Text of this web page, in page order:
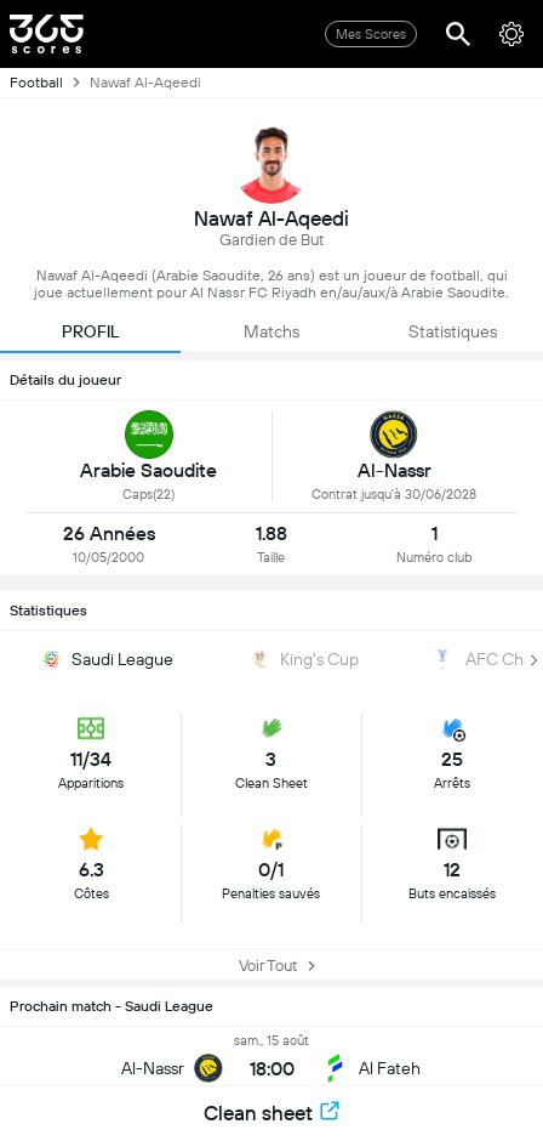
Mes Scores
Football Nawaf Al-Aqeedi
Nawaf Al-Aqeedi
Gardien de But
Nawaf Al-Aqeedi (Arabie Saoudite, 26 ans) est un joueur de football, qui
joue actuellement pour Al Nassr FC Riyadh en/au/aux/à Arabie Saoudite.
PROFIL Matchs Statistiques
Détails du joueur
Arabie Saoudite
Caps(22)
Al-Nassr
Contrat jusqu'à 30/06/2028
26 Années
10/05/2000
1.88
Taille
1
Numéro club
Statistiques
Saudi League King's Cup AFC
11/34
Apparitions
3
Clean Sheet
25
Arrêts
6.3
Côtes
0/1
Penalties sauvés
12
Buts encaissés
Voir Tout
Prochain match - Saudi League
Al-Nassr
sam., 15 août
18:00 Al Fateh
Clean sheet